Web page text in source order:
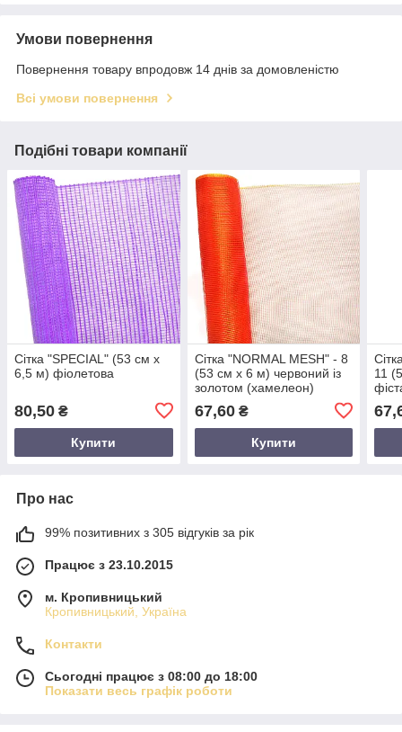
Умови повернення
Повернення товару впродовж 14 днів за домовленістю
Всі умови повернення
Подібні товари компанії
Сітка "SPECIAL" (53 см х
6,5 м) фіолетова
80,50 ₴
Купити
Сітка "NORMAL MESH" - 8
(53 см х 6 м) червоний із
золотом (хамелеон)
67,60₴
Купити
11
Про нас
99% позитивних з 305 відгуків за рік
Працює з 23.10.2015
м. Кропивницький
Кропивницький, Україна
Контакти
Сьогодні працює з 08:00 до 18:00
Показати весь графік роботи